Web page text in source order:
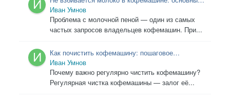
причины и проверка
Иван Умнов
Проблема с молочной пеной — один из самых
частых запросов владельцев кофемашин. При...
Как почистить кофемашину: пошаговое
руководство
Иван Умнов
Почему важно регулярно чистить кофемашину?
Регулярная чистка кофемашины — залог её...